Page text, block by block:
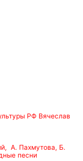
РФ Вячеслав
А. Пахмутова, Б.
песни